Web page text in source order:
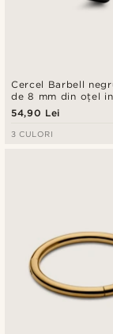
Cercel Barbell
de 8 mm din oțel
cu țepi
54,90 Lei
3 CULORI